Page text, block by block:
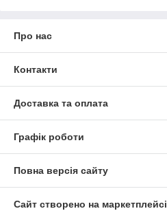
Про нас
Контакти
Доставка та оплата
Графік роботи
Повна версія сайту
Сайт створено на маркетплейсі